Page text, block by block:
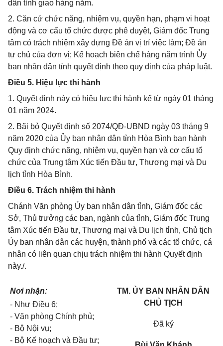
dân tỉnh giao hàng năm.
2. Căn cứ chức năng, nhiệm vụ, quyền hạn, phạm vi hoạt
động và cơ cấu tổ chức được phê duyệt, Giám đốc Trung
tâm có trách nhiệm xây dựng Đề án vị trí việc làm; Đề án
tự chủ của đơn vị; Kế hoạch biên chế hàng năm trình Ủy
ban nhân dân tỉnh quyết định theo quy định của pháp luật.
Điều 5. Hiệu lực thi hành
1. Quyết định này có hiệu lực thi hành kể từ ngày 01 tháng
01 năm 2024.
2. Bãi bỏ Quyết định số 2074/QĐ-UBND ngày 03 tháng 9
năm 2020 của Ủy ban nhân dân tỉnh Hòa Bình ban hành
Quy định chức năng, nhiệm vụ, quyền hạn và cơ cấu tổ
chức của Trung tâm Xúc tiến Đầu tư, Thương mại và Du
lịch tỉnh Hòa Bình.
Điều 6. Trách nhiệm thi hành
Chánh Văn phòng Ủy ban nhân dân tỉnh, Giám đốc các
Sở, Thủ trưởng các ban, ngành của tỉnh, Giám đốc Trung
tâm Xúc tiến Đầu tư, Thương mại và Du lịch tỉnh, Chủ tịch
Ủy ban nhân dân các huyện, thành phố và các tổ chức, cá
nhân có liên quan chịu trách nhiệm thi hành Quyết định
này./.
Nơi nhận:
- Như Điều 6;
- Văn phòng Chính phủ;
- Bộ Nội vụ;
- Bộ Kế hoạch và Đầu tư;
TM. ỦY BAN NHÂN DÂN
CHỦ TỊCH
Đã ký